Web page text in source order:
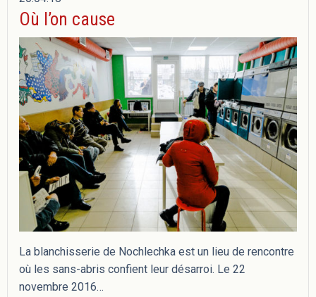
Où l’on cause
La blanchisserie de Nochlechka est un lieu de rencontre
où les sans-abris confient leur désarroi. Le 22
novembre 2016…